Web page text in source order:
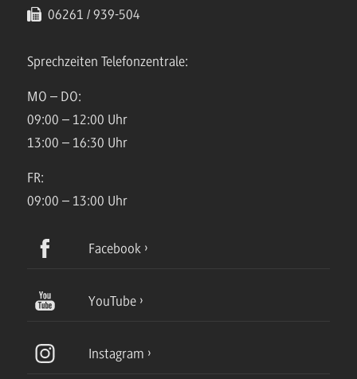
06261 / 939-504
Sprechzeiten Telefonzentrale:
MO – DO:
09:00 – 12:00 Uhr
13:00 – 16:30 Uhr
FR:
09:00 – 13:00 Uhr
Facebook
YouTube
Instagram